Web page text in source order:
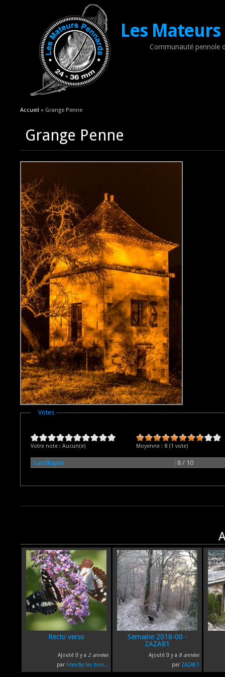
Les
Communauté pennole
Vous êtes ici
Accueil » Grange Penne
Grange Penne
Masquer
Votes
Votre note : Aucun(e) Moyenne : 8 (1 vote)
Sandkayan 8 / 10
Recto verso
Ajouté Il y a 2 années
par Francky les bon...
Semaine 2018-00 -
ZAZA81
Ajouté Il y a 8 années
par ZAZA81